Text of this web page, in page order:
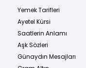
Yemek Tarifleri
Ayetel Kürsi
Saatlerin Anlamı
Aşk Sözleri
Günaydın Mesajları